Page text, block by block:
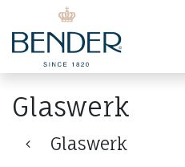
Overslaan naar inhoud
Glaswerk
Glaswerk